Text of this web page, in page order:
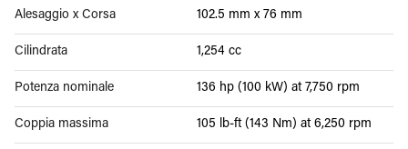
Alesaggio x Corsa 102.5 mm x 76 mm
Cilindrata 1,254 cc
Potenza nominale 136 hp (100 kW) at 7,750 rpm
Coppia massima 105 lb-ft (143 Nm) at 6,250 rpm